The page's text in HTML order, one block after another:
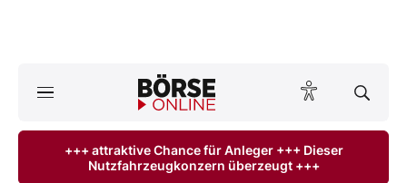
ktuelle Ausgabe BÖRSE ONLINE lesen
+++ attraktive Chance für Anleger +++ Dieser
Nutzfahrzeugkonzern überzeugt +++